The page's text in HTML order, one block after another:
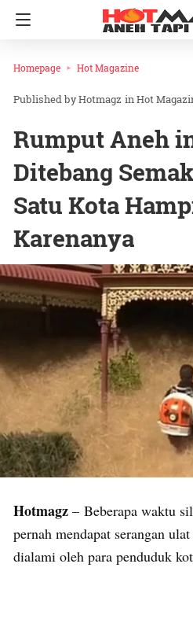
Homepage Hot Magazine
Hotmagz inHot
Rumput Aneh
Ditebang
Satu Kota
Karenanya
Hotmagz– Beberapa waktu
pernah mendapat serangan
dialami oleh para penduduk